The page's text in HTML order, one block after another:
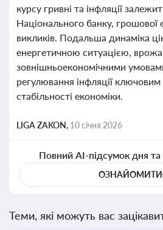
курсу гривні та інфляції
Національного банку, грошової
викликів. Подальша динаміка
енергетичною ситуацією,
зовнішньоекономічними
регулювання інфляції
стабільності економіки.
LIGA ZAKON, 10 січня 2026
Повний AI-підсумок дня та
Теми, які можуть вас